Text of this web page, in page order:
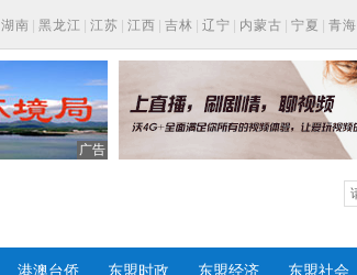
湖南 黑龙江 江苏 江西 吉林 辽宁 内蒙古 宁夏 青海
广告
港澳台侨 东盟时政 东盟经济 东盟社会